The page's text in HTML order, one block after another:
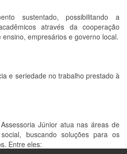
sustentado, possibilitando a
através da cooperação
empresários e governo local.
e seriedade no trabalho prestado à
Júnior atua nas áreas de
buscando soluções para os
Entre eles: